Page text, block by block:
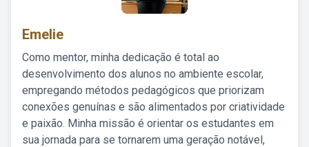
Emelie
Como mentor, minha dedicação é total ao
desenvolvimento dos alunos no ambiente escolar,
empregando métodos pedagógicos que priorizam
conexões genuínas e são alimentados por criatividade
e paixão. Minha missão é orientar os estudantes em
sua jornada para se tornarem uma geração notável,